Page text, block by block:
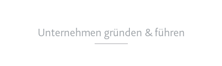
Unternehmen gründen & führen